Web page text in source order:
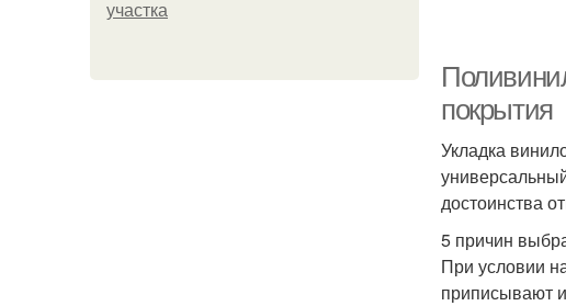
участка
покрытия
Укладка
достоинства
5 причин
При условии
приписывают